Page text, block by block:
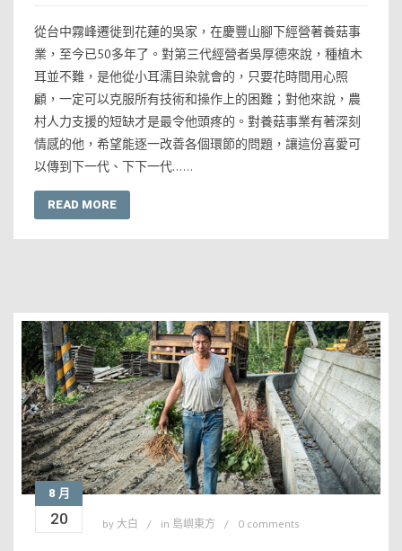
從台中霧峰遷徙到花蓮的吳家，在慶豐山腳下經營著養菇事
業，至今已50多年了。對第三代經營者吳厚德來說，種植木
耳並不難，是他從小耳濡目染就會的，只要花時間用心照
顧，一定可以克服所有技術和操作上的困難；對他來說，農
村人力支援的短缺才是最令他頭疼的。對養菇事業有著深刻
情感的他，希望能逐一改善各個環節的問題，讓這份喜愛可
以傳到下一代、下下一代……
READ MORE
8 月
20 by 大白 in 島嶼東方 0 comments